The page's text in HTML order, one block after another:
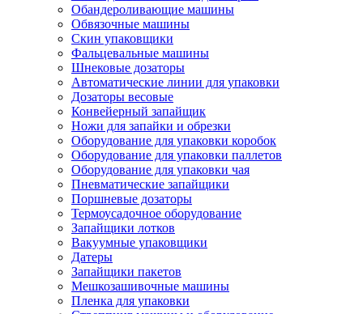
Обандероливающие машины
Обвязочные машины
Скин упаковщики
Фальцевальные машины
Шнековые дозаторы
Автоматические линии для упаковки
Дозаторы весовые
Конвейерный запайщик
Ножи для запайки и обрезки
Оборудование для упаковки коробок
Оборудование для упаковки паллетов
Оборудование для упаковки чая
Пневматические запайщики
Поршневые дозаторы
Термоусадочное оборудование
Запайщики лотков
Вакуумные упаковщики
Датеры
Запайщики пакетов
Мешкозашивочные машины
Пленка для упаковки